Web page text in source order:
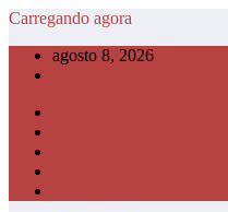
Pular
conteúdo
Carregando agora
agosto 8, 2026